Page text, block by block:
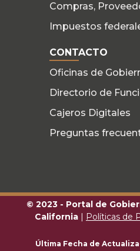
Compras,
Impuestos
CONTACTO
Oficinas de
Directorio de
Cajeros Digitales
Preguntas
© 2023 - Portal de
California | Políticas de
Última Fecha de